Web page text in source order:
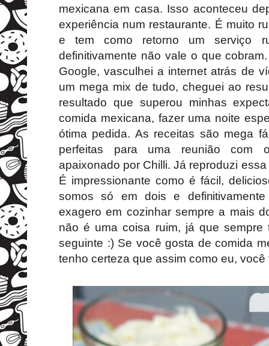
mexicana em casa. Isso aconteceu
experiência num restaurante. É muito
e tem como retorno um serviço
definitivamente não vale o que
Google, vasculhei a internet atrás de
um mega mix de tudo, cheguei ao
resultado que superou minhas
comida mexicana, fazer uma noite
ótima pedida. As receitas são mega
perfeitas para uma reunião com
apaixonado por Chilli. Já reproduzi
É impressionante como é fácil,
somos só em dois e
exagero em cozinhar sempre a mais
não é uma coisa ruim, já que sempre
seguinte :) Se você gosta de comida
tenho certeza que assim como eu,